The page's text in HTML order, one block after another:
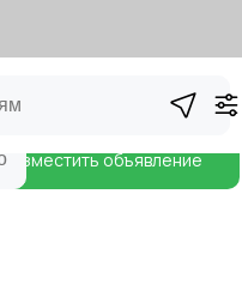
Разместить объявление